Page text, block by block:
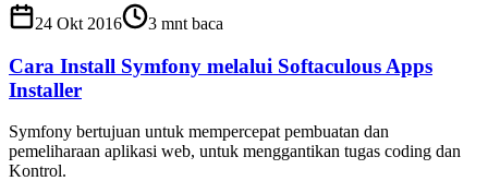
24 Okt 2016
3 mnt baca
Cara Install Symfony melalui Softaculous Apps
Installer
Symfony bertujuan untuk mempercepat pembuatan dan
pemeliharaan aplikasi web, untuk menggantikan tugas coding dan
Kontrol.